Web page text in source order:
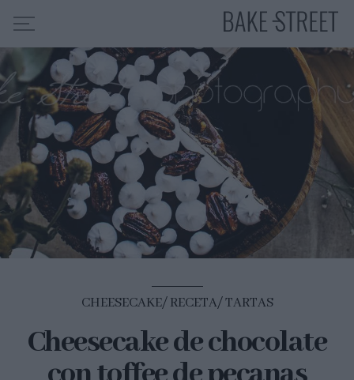
HOME
INDICE DE RECETAS
COLABORO CON
SOBRE MÍ
MIS CURSOS
CONTACTO
ES EN
CHEESECAKE RECETA TARTAS
Cheesecake de chocolate